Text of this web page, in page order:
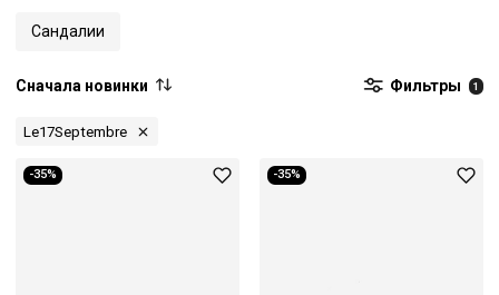
Сандалии
Сначала новинки Фильтры 1
Le17Septembre
-35% -35%